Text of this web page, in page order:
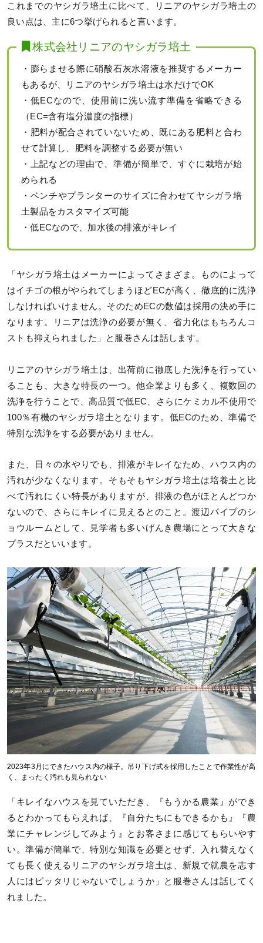
これまでのヤシガラ培土に比べて、リニアのヤシガラ培土の
良い点は、主に6つ挙げられると言います。
株式会社リニアのヤシガラ培土
・膨らませる際に硝酸石灰水溶液を推奨するメーカー
もあるが、リニアのヤシガラ培土は水だけでOK
・低ECなので、使用前に洗い流す準備を省略できる
（EC=含有塩分濃度の指標）
・肥料が配合されていないため、既にある肥料と合わ
せて計算し、肥料を調整する必要が無い
・上記などの理由で、準備が簡単で、すぐに栽培が始
められる
・ベンチやプランターのサイズに合わせてヤシガラ培
土製品をカスタマイズ可能
・低ECなので、加水後の排液がキレイ
「ヤシガラ培土はメーカーによってさまざま。ものによって
はイチゴの根がやられてしまうほどECが高く、徹底的に洗浄
しなければいけません。そのためECの数値は採用の決め手に
なります。リニアは洗浄の必要が無く、省力化はもちろんコ
ストも抑えられました」と服巻さんは話します。
リニアのヤシガラ培土は、出荷前に徹底した洗浄を行ってい
ることも、大きな特長の一つ。他企業よりも多く、複数回の
洗浄を行うことで、高品質で低EC、さらにケミカル不使用で
100％有機のヤシガラ培土となります。低ECのため、準備で
特別な洗浄をする必要がありません。
また、日々の水やりでも、排液がキレイなため、ハウス内の
汚れが少なくなります。そもそもヤシガラ培土は培養土と比
べて汚れにくい特長がありますが、排液の色がほとんどつか
ないので、さらにキレイに見えるとのこと。渡辺パイプのシ
ョウルームとして、見学者も多いげんき農場にとって大きな
プラスだといいます。
2023年3月にできたハウス内の様子。吊り下げ式を採用したことで作業性が高
く、まったく汚れも見られない
「キレイなハウスを見ていただき、『もうかる農業』ができ
るとわかってもらえれば、『自分たちにもできるかも』『農
業にチャレンジしてみよう』とお客さまに感じてもらいやす
い。準備が簡単で、特別な知識を必要とせず、入れ替えなく
ても長く使えるリニアのヤシガラ培土は、新規で就農を志す
人にはピッタリじゃないでしょうか」と服巻さんは話してく
れました。